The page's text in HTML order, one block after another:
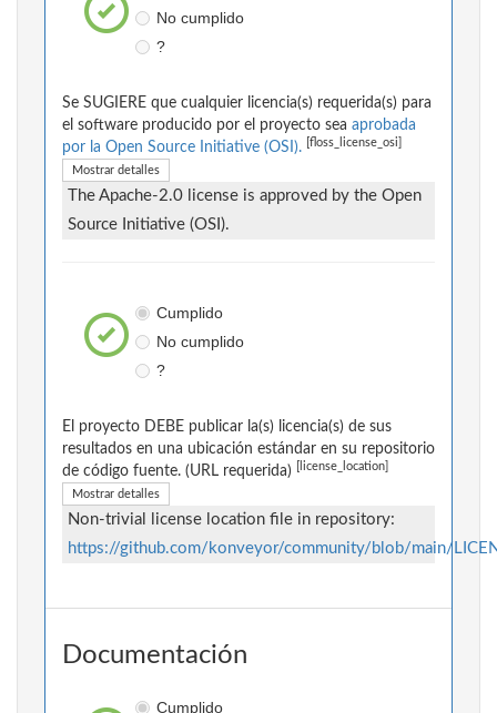
No cumplido
?
Se SUGIERE que cualquier licencia(s) requerida(s) para
el software producido por el proyecto sea aprobada
por la Open Source Initiative (OSI).
[floss_license_osi]
Mostrar detalles
The Apache-2.0 license is approved by the Open
Source Initiative (OSI).
Cumplido
No cumplido
?
El proyecto DEBE publicar la(s) licencia(s) de sus
resultados en una ubicación estándar en su repositorio
de código fuente. (URL requerida)
[license_location]
Mostrar detalles
Non-trivial license location file in repository:
https://github.com/konveyor/community/blob/main/
Documentación
Cumplido